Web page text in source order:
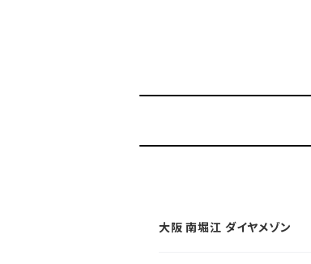
大阪 南堀江 ダイヤメゾン